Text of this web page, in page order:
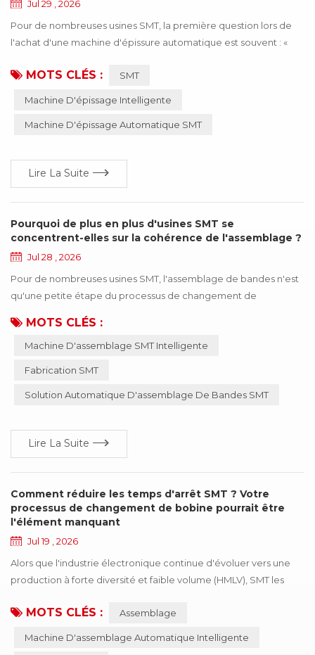
Jul 29 , 2026
Pour de nombreuses usines SMT, la première question lors de
l'achat d'une machine d'épissure automatique est souvent : «
élément important à prendre en compte. Cependant, se
question de savoir si l'équipement correspond réellement à vos
exigences de production peut entraîner ...
MOTS CLÉS : SMT
Machine D'épissage Intelligente
Machine D'épissage Automatique SMT
Lire La Suite
Pourquoi de plus en plus d'usines SMT se
concentrent-elles sur la cohérence de l'assemblage ?
Jul 28 , 2026
Pour de nombreuses usines SMT, l'assemblage de bandes n'est
qu'une petite étape du processus de changement de
quotidienne de la production. Cependant, à mesure que la
fabrication électronique continue d'évoluer vers une vitesse
MOTS CLÉS :
Machine D'assemblage SMT Intelligente
Fabrication SMT
Solution Automatique D'assemblage De Bandes SMT
Lire La Suite
Comment réduire les temps d'arrêt SMT ? Votre
processus de changement de bobine pourrait être
l'élément manquant
Jul 19 , 2026
Alors que l'industrie électronique continue d'évoluer vers une
production à forte diversité et faible volume (HMLV), SMT les
changements de production plus fréquents. En conséquence,
des opérations quotidiennes, faisant du processus d'épissage de
MOTS CLÉS : Assemblage
Machine D'assemblage Automatique Intelligente